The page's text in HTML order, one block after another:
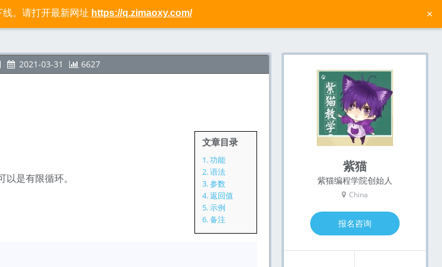
。请打开最新网址 https://q.zimaoxy.com/ ×
紫猫
紫猫编程学院创始人
China
报名咨询
2021-03-31 6627
文章目录
1.功能
2.语法
3.参数
4.返回值
5.示例
6.备注
是有限循环。